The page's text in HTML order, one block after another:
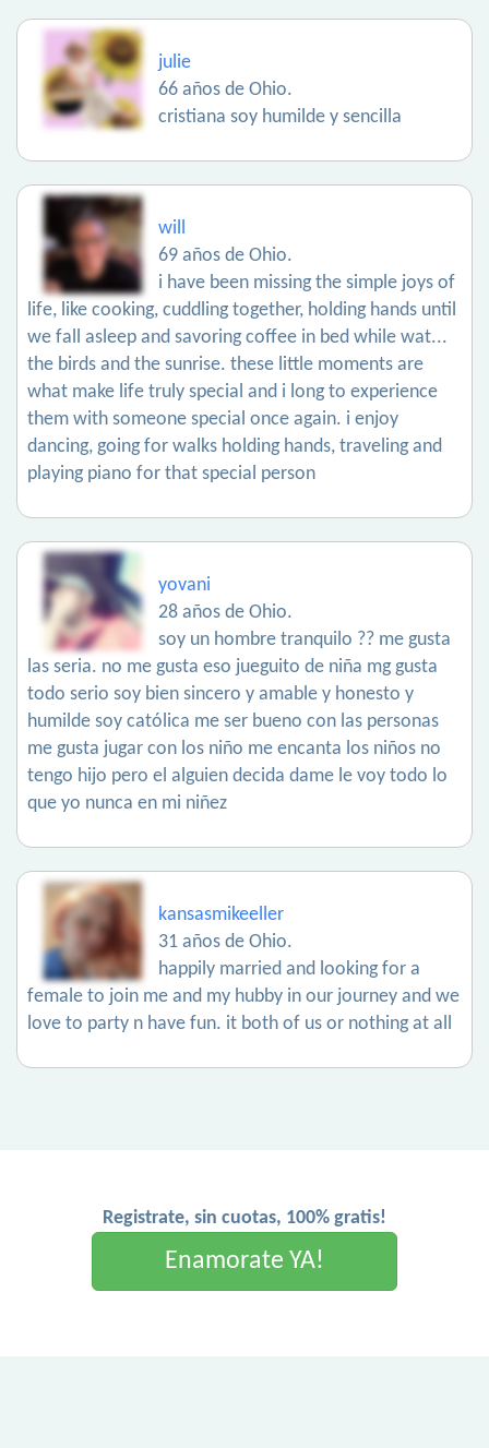
julie
66 años de Ohio.
cristiana soy humilde y sencilla
will
69 años de Ohio.
i have been missing the simple joys of
life, like cooking, cuddling together, holding hands until
we fall asleep and savoring coffee in bed while wat...
the birds and the sunrise. these little moments are
what make life truly special and i long to experience
them with someone special once again. i enjoy
dancing, going for walks holding hands, traveling and
playing piano for that special person
yovani
28 años de Ohio.
soy un hombre tranquilo ?? me gusta
las seria. no me gusta eso jueguito de niña mg gusta
todo serio soy bien sincero y amable y honesto y
humilde soy católica me ser bueno con las personas
me gusta jugar con los niño me encanta los niños no
tengo hijo pero el alguien decida dame le voy todo lo
que yo nunca en mi niñez
kansasmikeeller
31 años de Ohio.
happily married and looking for a
female to join me and my hubby in our journey and we
love to party n have fun. it both of us or nothing at all
Registrate, sin cuotas, 100% gratis!
Enamorate YA!